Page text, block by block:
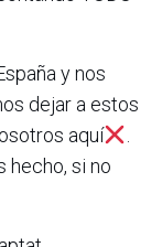
y nos
dejar a estos
aquí
hecho, si no